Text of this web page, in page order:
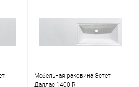
Мебельная раковина Эстет
Даллас 1400 R